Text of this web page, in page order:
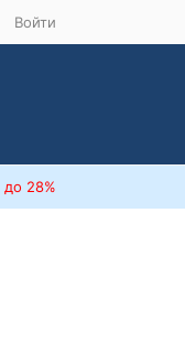
Войти
до 28%